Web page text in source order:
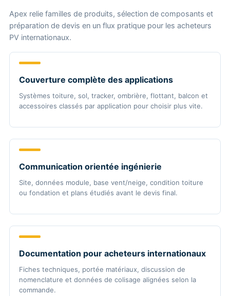
Apex relie familles de produits, sélection de composants et
préparation de devis en un flux pratique pour les acheteurs
PV internationaux.
Couverture complète des applications
Systèmes toiture, sol, tracker, ombrière, flottant, balcon et
accessoires classés par application pour choisir plus vite.
Communication orientée ingénierie
Site, données module, base vent/neige, condition toiture
ou fondation et plans étudiés avant le devis final.
Documentation pour acheteurs internationaux
Fiches techniques, portée matériaux, discussion de
nomenclature et données de colisage alignées selon la
commande.